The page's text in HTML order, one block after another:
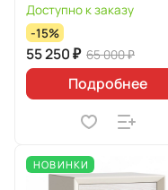
Доступно к заказу
-15%
55 250 ₽ 65 000 ₽
Подробнее
НОВИНКИ